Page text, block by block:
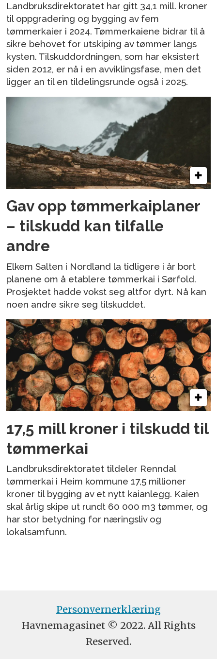
Landbruksdirektoratet har gitt 34,1 mill. kroner
til oppgradering og bygging av fem
tømmerkaier i 2024. Tømmerkaiene bidrar til å
sikre behovet for utskiping av tømmer langs
kysten. Tilskuddordningen, som har eksistert
siden 2012, er nå i en avviklingsfase, men det
ligger an til en tildelingsrunde også i 2025.
Gav opp tømmerkaiplaner
– tilskudd kan tilfalle
andre
Elkem Salten i Nordland la tidligere i år bort
planene om å etablere tømmerkai i Sørfold.
Prosjektet hadde vokst seg altfor dyrt. Nå kan
noen andre sikre seg tilskuddet.
17,5 mill kroner i tilskudd til
tømmerkai
Landbruksdirektoratet tildeler Renndal
tømmerkai i Heim kommune 17,5 millioner
kroner til bygging av et nytt kaianlegg. Kaien
skal årlig skipe ut rundt 60 000 m3 tømmer, og
har stor betydning for næringsliv og
lokalsamfunn.
Personvernerklæring
Havnemagasinet © 2022. All Rights
Reserved.